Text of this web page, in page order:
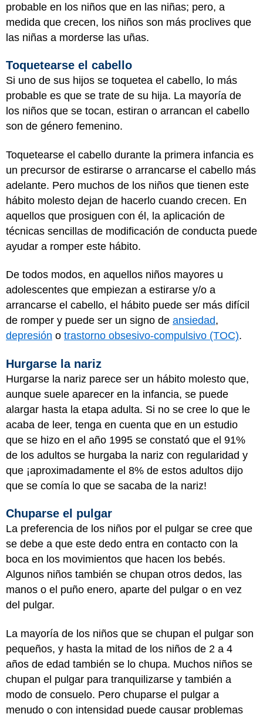
probable en los niños que en las niñas; pero, a
medida que crecen, los niños son más proclives que
las niñas a morderse las uñas.
Toquetearse el cabello
Si uno de sus hijos se toquetea el cabello, lo más
probable es que se trate de su hija. La mayoría de
los niños que se tocan, estiran o arrancan el cabello
son de género femenino.
Toquetearse el cabello durante la primera infancia es
un precursor de estirarse o arrancarse el cabello más
adelante. Pero muchos de los niños que tienen este
hábito molesto dejan de hacerlo cuando crecen. En
aquellos que prosiguen con él, la aplicación de
técnicas sencillas de modificación de conducta puede
ayudar a romper este hábito.
De todos modos, en aquellos niños mayores u
adolescentes que empiezan a estirarse y/o a
arrancarse el cabello, el hábito puede ser más difícil
de romper y puede ser un signo de ansiedad,
depresión o trastorno obsesivo-compulsivo (TOC).
Hurgarse la nariz
Hurgarse la nariz parece ser un hábito molesto que,
aunque suele aparecer en la infancia, se puede
alargar hasta la etapa adulta. Si no se cree lo que le
acaba de leer, tenga en cuenta que en un estudio
que se hizo en el año 1995 se constató que el 91%
de los adultos se hurgaba la nariz con regularidad y
que ¡aproximadamente el 8% de estos adultos dijo
que se comía lo que se sacaba de la nariz!
Chuparse el pulgar
La preferencia de los niños por el pulgar se cree que
se debe a que este dedo entra en contacto con la
boca en los movimientos que hacen los bebés.
Algunos niños también se chupan otros dedos, las
manos o el puño enero, aparte del pulgar o en vez
del pulgar.
La mayoría de los niños que se chupan el pulgar son
pequeños, y hasta la mitad de los niños de 2 a 4
años de edad también se lo chupa. Muchos niños se
chupan el pulgar para tranquilizarse y también a
modo de consuelo. Pero chuparse el pulgar a
menudo o con intensidad puede causar problemas